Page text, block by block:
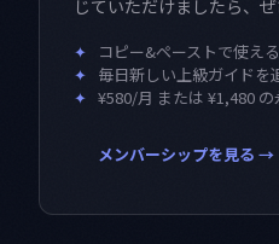
じていただけましたら、ぜ
✦
コピー&ペーストで使え
✦ 毎日新しい上級ガイドを
✦ ¥580/月 または ¥1,480
メンバーシップを見る →